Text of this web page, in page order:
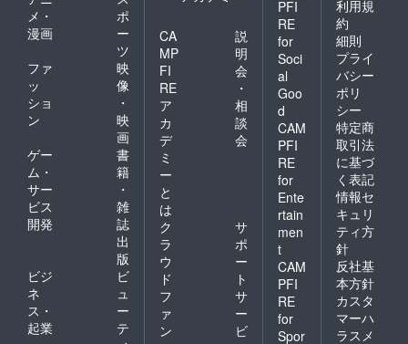
メ・
漫画
ポ
ー
ツ
ファ
ッ
ショ
ン
映
像
・
映
画
ゲー
ム・
サー
ビス
開発
書
籍
・
雑
誌
出
版
ビジ
ネ
ス・
起業
ビ
ュ
ー
テ
CA
MP
FI
RE
ア
カ
デ
ミ
ー
と
は
説
明
会
・
相
談
会
ク
ラ
ウ
ド
フ
ァ
ン
サ
ポ
ー
ト
サ
ー
ビ
PFI
RE
for
Soci
al
Goo
d
CAM
PFI
RE
for
Ente
rtain
men
t
CAM
PFI
RE
for
Spor
利用規
約
細則
プライ
バシー
ポリ
シー
特定商
取引法
に基づ
く表記
情報セ
キュリ
ティ方
針
反社基
本方針
カスタ
マーハ
ラスメ